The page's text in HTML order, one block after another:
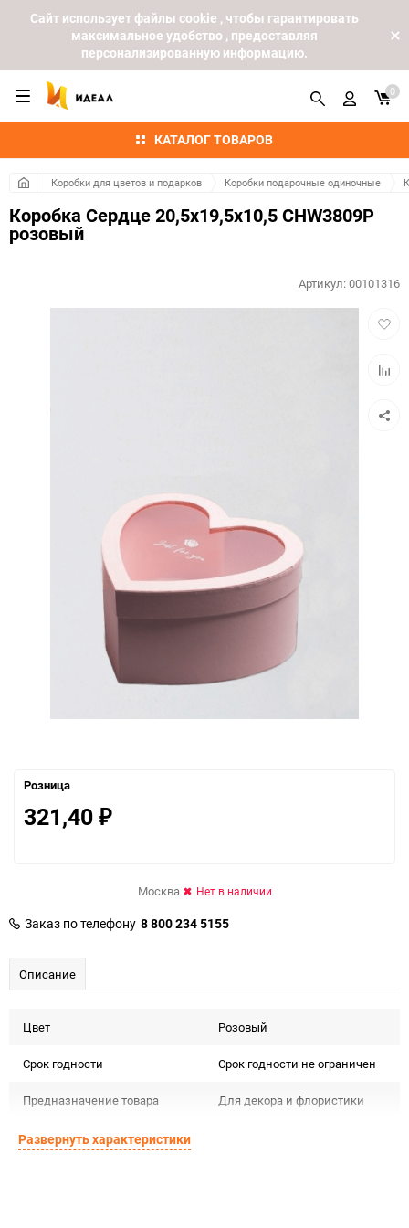
Cайт использует файлы cookie , чтобы гарантировать
максимальное удобство , предоставляя
персонализированную информацию.
КАТАЛОГ ТОВАРОВ
0
Коробки для цветов и подарков Коробки подарочные одиночные
Коробка Сердце 20,5х19,5х10,5 CHW3809P
розовый
Артикул:00101316
Розница
321,40 ₽
Москва Нет в наличии
Заказ по телефону 8 800 234 5155
Описание
Цвет Розовый
Срок годности Срок годности не ограничен
Предназначение товара Для декора и флористики
Сертификация
Развернуть характеристики